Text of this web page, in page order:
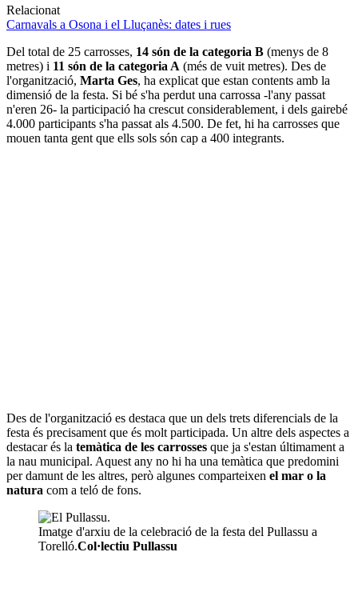
Relacionat
Carnavals a Osona i el Lluçanès: dates i rues
Del total de 25 carrosses, 14 són de la categoria B (menys de 8
metres) i 11 són de la categoria A (més de vuit metres). Des de
l'organització, Marta Ges, ha explicat que estan contents amb la
dimensió de la festa. Si bé s'ha perdut una carrossa -l'any passat
n'eren 26- la participació ha crescut considerablement, i dels gairebé
4.000 participants s'ha passat als 4.500. De fet, hi ha carrosses que
mouen tanta gent que ells sols són cap a 400 integrants.
Des de l'organització es destaca que un dels trets diferencials de la
festa és precisament que és molt participada. Un altre dels aspectes a
destacar és la temàtica de les carrosses que ja s'estan últimament a
la nau municipal. Aquest any no hi ha una temàtica que predomini
per damunt de les altres, però algunes comparteixen el mar o la
natura com a teló de fons.
Imatge d'arxiu de la celebració de la festa del Pullassu a
Torelló.Col·lectiu Pullassu